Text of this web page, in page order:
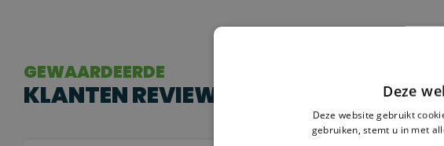
GEWAARDEERDE
KLANTEN REVIEWS Deze
Deze website gebruikt
gebruiken, stemt u in met